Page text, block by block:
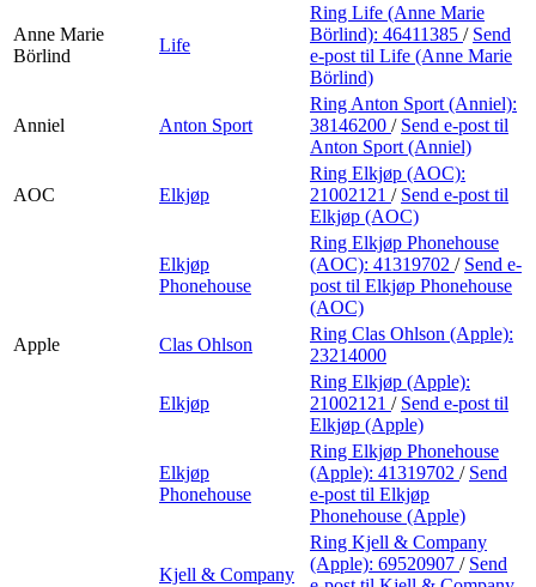
Anne Marie
Börlind
Life
Ring Life (Anne Marie
Börlind): 46411385 / Send
e-post til Life (Anne Marie
Börlind)
Anniel Anton Sport
Ring Anton Sport (Anniel):
38146200 / Send e-post til
Anton Sport (Anniel)
AOC Elkjøp
Ring Elkjøp (AOC):
21002121 / Send e-post til
Elkjøp (AOC)
Elkjøp
Phonehouse
Ring Elkjøp Phonehouse
(AOC): 41319702 / Send e-
post til Elkjøp Phonehouse
(AOC)
Apple
Clas Ohlson
Ring Clas Ohlson (Apple):
23214000
Elkjøp
Ring Elkjøp (Apple):
21002121 / Send e-post til
Elkjøp (Apple)
Elkjøp
Phonehouse
Ring Elkjøp Phonehouse
(Apple): 41319702 / Send
e-post til Elkjøp
Phonehouse (Apple)
Kjell & Company
Ring Kjell & Company
(Apple): 69520907 / Send